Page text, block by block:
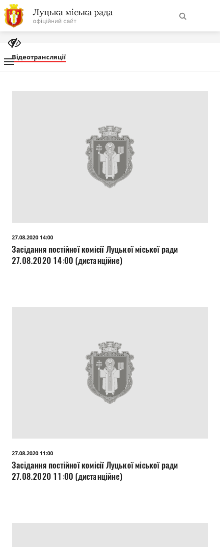
На
головну
НавігаціяПро місто
Міська рада
Бюджет
Прозорість влади
Документи
Відеотрансляції
27.08.2020 14:00
Засідання постійної комісії Луцької міської ради
27.08.2020 14:00 (дистанційне)
27.08.2020 11:00
Засідання постійної комісії Луцької міської ради
27.08.2020 11:00 (дистанційне)